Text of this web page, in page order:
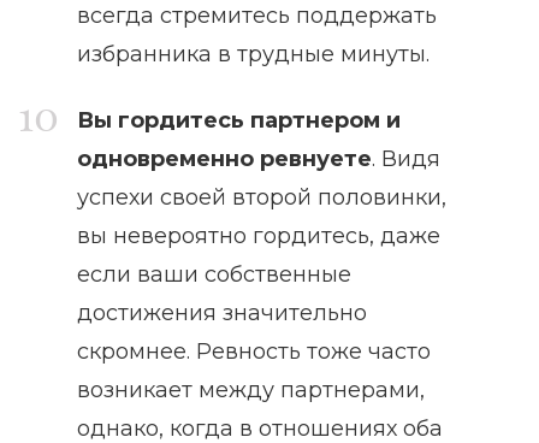
всегда стремитесь поддержать
избранника в трудные минуты.
Вы гордитесь партнером и
одновременно ревнуете. Видя
успехи своей второй половинки,
вы невероятно гордитесь, даже
если ваши собственные
достижения значительно
скромнее. Ревность тоже часто
возникает между партнерами,
однако, когда в отношениях оба